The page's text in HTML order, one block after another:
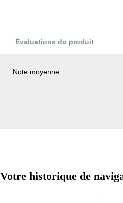
Évaluations du produit
Note moyenne :
Votre historique de